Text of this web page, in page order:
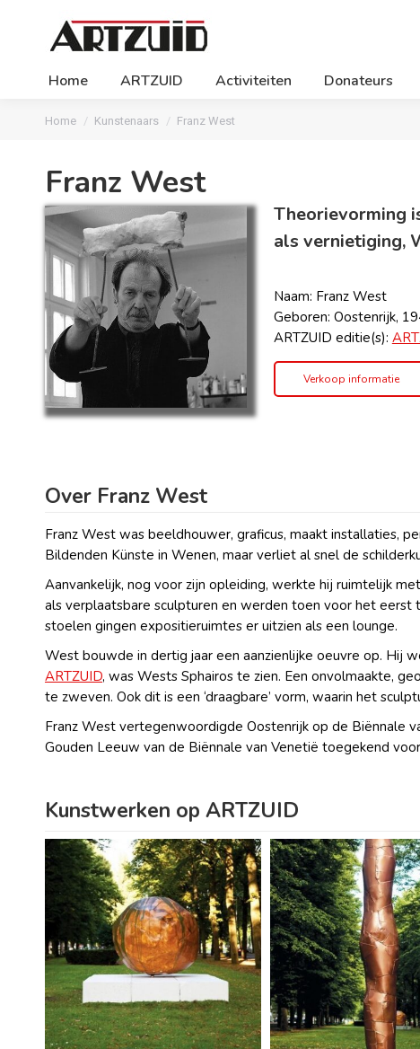
Home ARTZUID Activiteiten Donateurs
Je bent hier:
Home Kunstenaars Franz West
Franz West
Theorievorming
als vernietiging,
Naam: Franz West
Geboren: Oostenrijk,
ARTZUID editie(s):
Verkoop informatie
Over Franz West
Franz West was beeldhouwer, graficus, maakt installaties,
Bildenden Künste in Wenen, maar verliet al snel de
Aanvankelijk, nog voor zijn opleiding, werkte hij ruimtelijk
als verplaatsbare sculpturen en werden toen voor het
stoelen gingen expositieruimtes er uitzien als een lounge.
West bouwde in dertig jaar een aanzienlijke oeuvre op. Hij
ARTZUID, was Wests Sphairos te zien. Een onvolmaakte,
te zweven. Ook dit is een ‘draagbare’ vorm, waarin het
Franz West vertegenwoordigde Oostenrijk op de Biënnale
Gouden Leeuw van de Biënnale van Venetië toegekend
Kunstwerken op ARTZUID